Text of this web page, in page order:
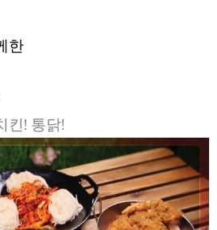
한
킨! 통닭!